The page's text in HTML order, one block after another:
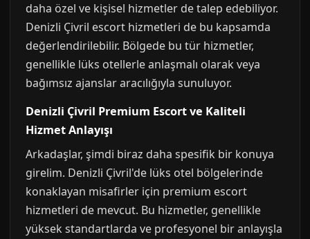
daha özel ve kişisel hizmetler de talep edebiliyor.
Denizli Çivril escort hizmetleri de bu kapsamda
değerlendirilebilir. Bölgede bu tür hizmetler,
genellikle lüks otellerle anlaşmalı olarak veya
bağımsız ajanslar aracılığıyla sunuluyor.
Denizli Çivril Premium Escort ve Kaliteli
Hizmet Anlayışı
Arkadaşlar, şimdi biraz daha spesifik bir konuya
girelim. Denizli Çivril'de lüks otel bölgelerinde
konaklayan misafirler için premium escort
hizmetleri de mevcut. Bu hizmetler, genellikle
yüksek standartlarda ve profesyonel bir anlayışla